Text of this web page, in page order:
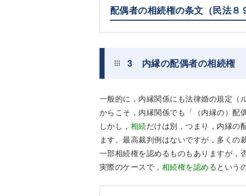
配偶者の相続権の条文（民法８
3 内縁の配偶者の相続権
一般的に，内縁関係にも法律婚の規定（
からこそ，内縁関係でも「（内縁の）配
しかし， 相続だけは別，つまり，内縁の
ます。最高裁判例はないですが，多くの
一部相続権を認めるものもありますが，
実際のケースで， 相続権を認めるという